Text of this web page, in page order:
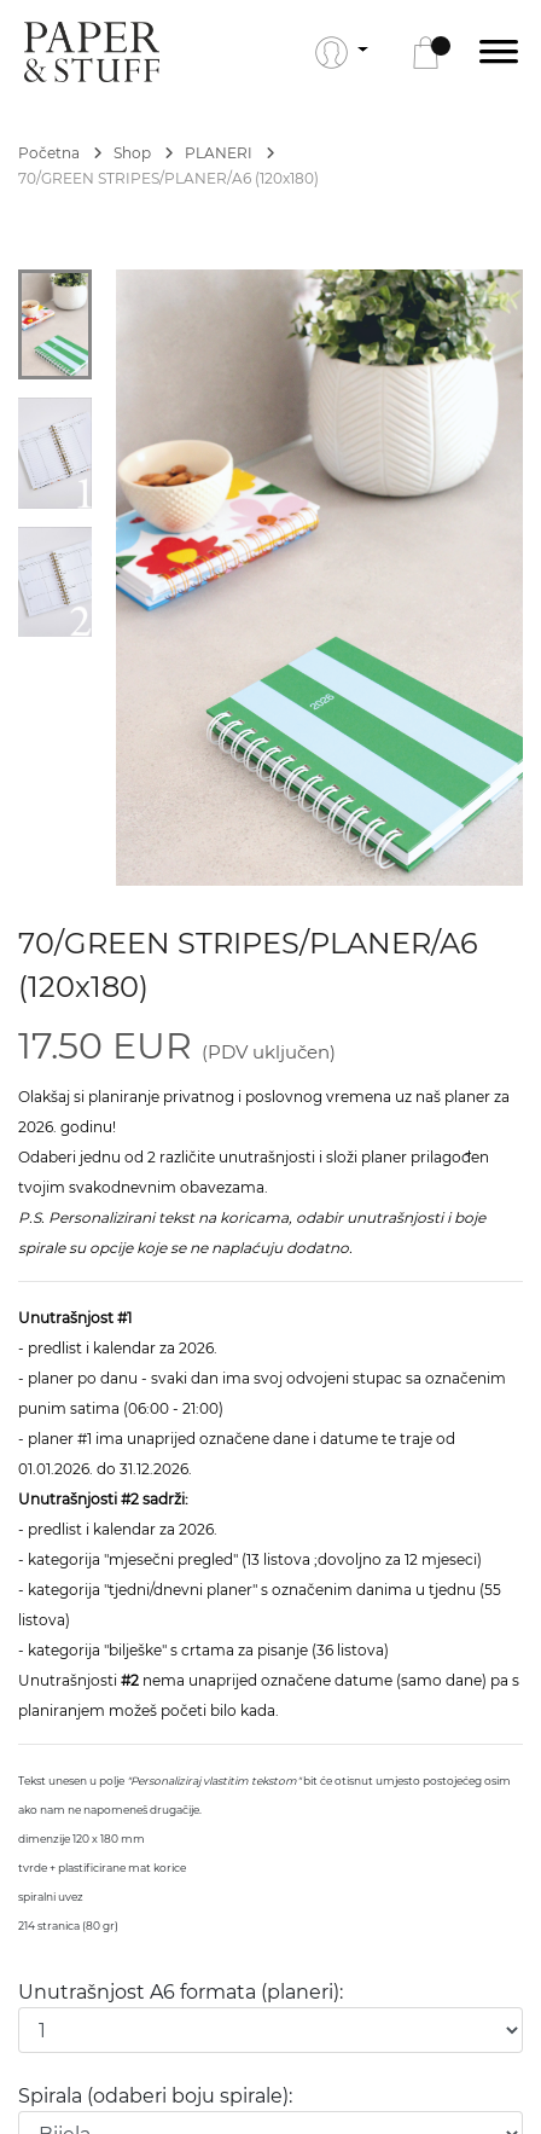
Početna Shop
PLANERI
70/GREEN STRIPES/PLANER/A6 (120x180)
70/GREEN STRIPES/PLANER/A6
(120x180)
17.50 EUR (PDV uključen)
Olakšaj si planiranje privatnog i poslovnog vremena uz naš planer za
2026. godinu!
Odaberi jednu od 2 različite unutrašnjosti i složi planer prilagođen
tvojim svakodnevnim obavezama.
P.S. Personalizirani tekst na koricama, odabir unutrašnjosti i boje
spirale su opcije koje se ne naplaćuju dodatno.
Unutrašnjost #1
- predlist i kalendar za 2026.
- planer po danu - svaki dan ima svoj odvojeni stupac sa označenim
punim satima (06:00 - 21:00)
- planer #1 ima unaprijed označene dane i datume te traje od
01.01.2026. do 31.12.2026.
Unutrašnjosti #2 sadrži:
- predlist i kalendar za 2026.
- kategorija "mjesečni pregled" (13 listova ;dovoljno za 12 mjeseci)
- kategorija "tjedni/dnevni planer" s označenim danima u tjednu (55
listova)
- kategorija "bilješke" s crtama za pisanje (36 listova)
Unutrašnjosti #2 nema unaprijed označene datume (samo dane) pa s
planiranjem možeš početi bilo kada.
Tekst unesen u polje "Personaliziraj vlastitim tekstom"bit će otisnut umjesto postojećeg osim
ako nam ne napomeneš drugačije.
dimenzije 120 x 180 mm
tvrde + plastificirane mat korice
spiralni uvez
214 stranica (80 gr)
Unutrašnjost A6 formata (planeri):
Spirala (odaberi boju spirale):